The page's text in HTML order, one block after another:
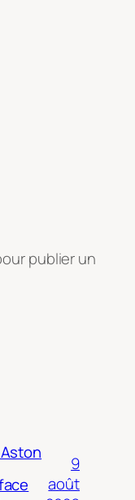
publier un
9
août